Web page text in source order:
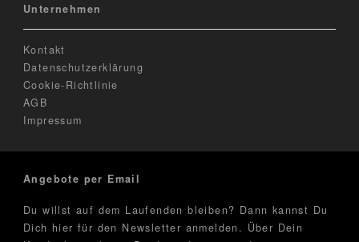
Unternehmen
Kontakt
Datenschutzerklärung
Cookie-Richtlinie
AGB
Impressum
Angebote per Email
Du willst auf dem Laufenden bleiben? Dann kannst Du
Dich hier für den Newsletter anmelden. Über Dein